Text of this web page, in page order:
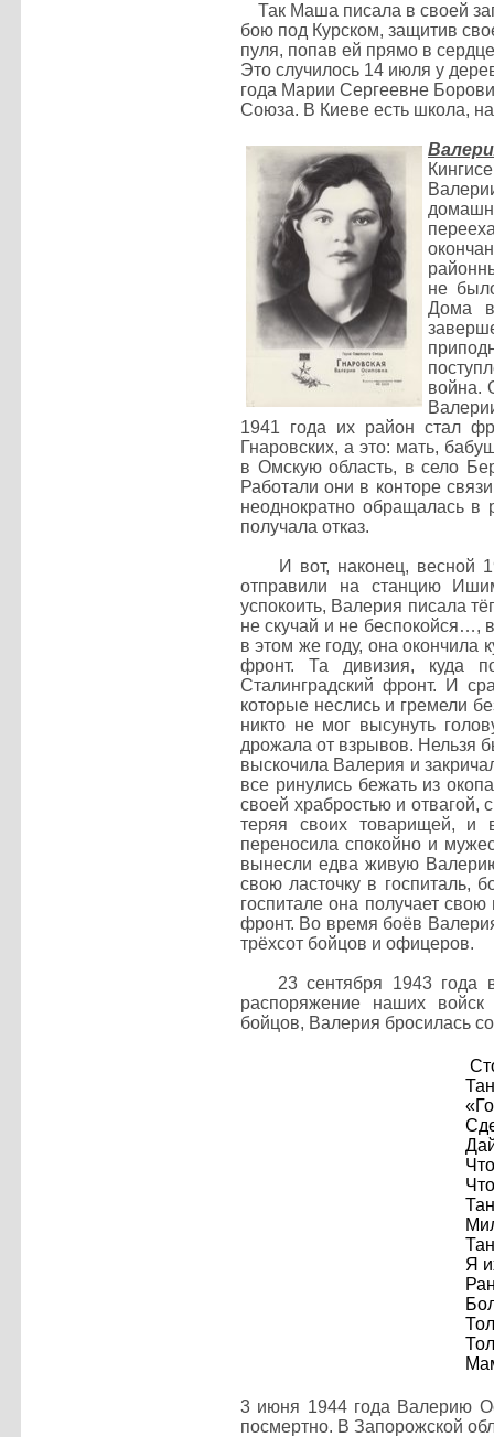
Так Маша писала в своей
бою под Курском, защитив
пуля, попав ей прямо в
Это случилось 14 июля у
года Марии Сергеевне
Союза. В Киеве есть школа,
не
Дома в
война.
1941 года их район стал
Гнаровских, а это: мать,
в Омскую область, в село
Работали они в конторе
неоднократно обращалась в
получала отказ.
И вот, наконец, весной
отправили на станцию
успокоить, Валерия писала
не скучай и не беспокойся…,
в этом же году, она окончила
фронт. Та дивизия, куда
Сталинградский фронт. И
которые неслись и гремели
никто не мог высунуть
дрожала от взрывов. Нельзя
выскочила Валерия и
все ринулись бежать из
своей храбростью и
теряя своих товарищей, и
переносила спокойно и
вынесли едва живую
свою ласточку в госпиталь,
госпитале она получает
фронт. Во время боёв
трёхсот бойцов и офицеров.
23 сентября 1943 года в
распоряжение наших войск
бойцов, Валерия бросилась
Я
3 июня 1944 года Валерию
посмертно. В Запорожской